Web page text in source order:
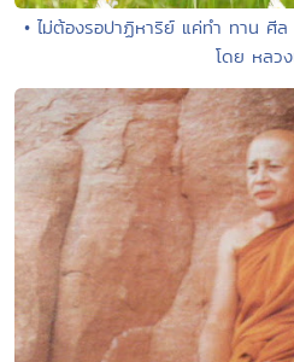
• ไม่ต้องรอปาฏิหาริย์ แค่ทำ ทาน ศี
โดย หลว